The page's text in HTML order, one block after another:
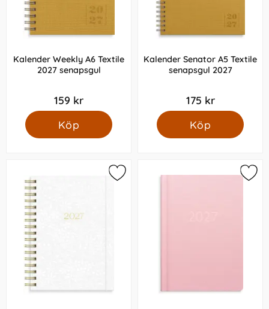
Kalender Weekly A6 Textile
2027 senapsgul
159 kr
Köp
Kalender Senator A5 Textile
senapsgul 2027
175 kr
Köp